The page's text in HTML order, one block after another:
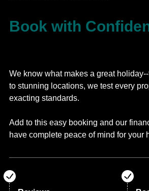
Book with
We know what makes a great
to stunning locations, we test every
exacting standards.
Add to this easy booking and our
have complete peace of mind for your